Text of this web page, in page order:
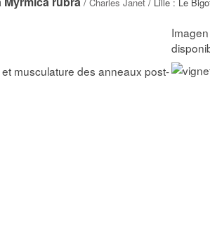
musculature des anneaux post-